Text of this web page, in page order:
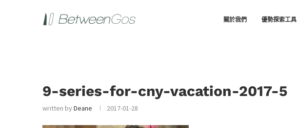
關於我們 優勢探索工具
9-series-for-cny-vacation-2017-5
written byDeane 2017-01-28